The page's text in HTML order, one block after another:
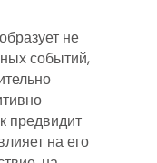
не
событий,
предвидит
на его